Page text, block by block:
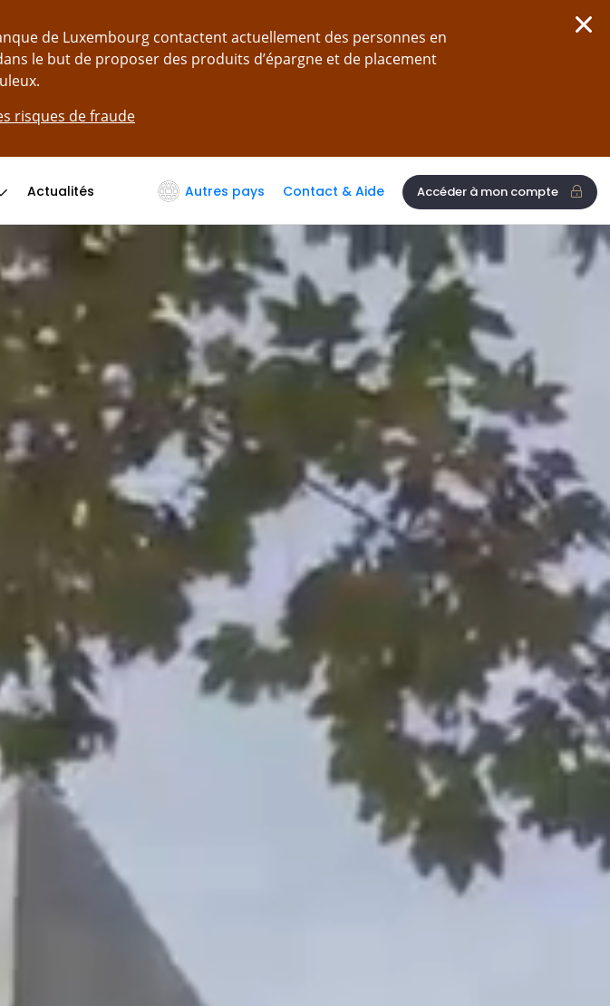
de Luxembourg contactent actuellement des personnes en
le but de proposer des produits d’épargne et de placement
risques de fraude
Actualités Autres pays Contact & Aide Accéder à mon compte